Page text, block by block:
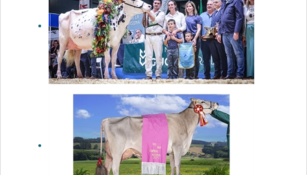
Cancelado el
Concurso
Nacional de
Frisona
CONAFE 2026